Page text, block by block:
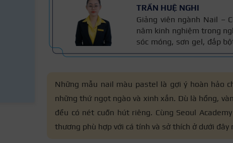
TRẦN HUỆ NGHI
Giảng viên ngành Nail –
năm kinh nghiệm trong
sóc móng, sơn gel, đắp
bài được đối chiếu với
Những mẫu nail màu pastel là gợi ý hoàn hảo
những thứ ngọt ngào và xinh xắn. Dù là hồng,
đều có nét cuốn hút riêng. Cùng Seoul
thương phù hợp với cá tính và sở thích ở dưới đây